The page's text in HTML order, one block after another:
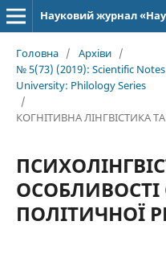
Головна / Архіви /
№ 5(73) (2019): Scientific
University: Philology Series
/
КОГНІТИВНА ЛІНГВІСТИКА
ОСОБЛИВОСТІ
ПОЛІТИЧНОЇ